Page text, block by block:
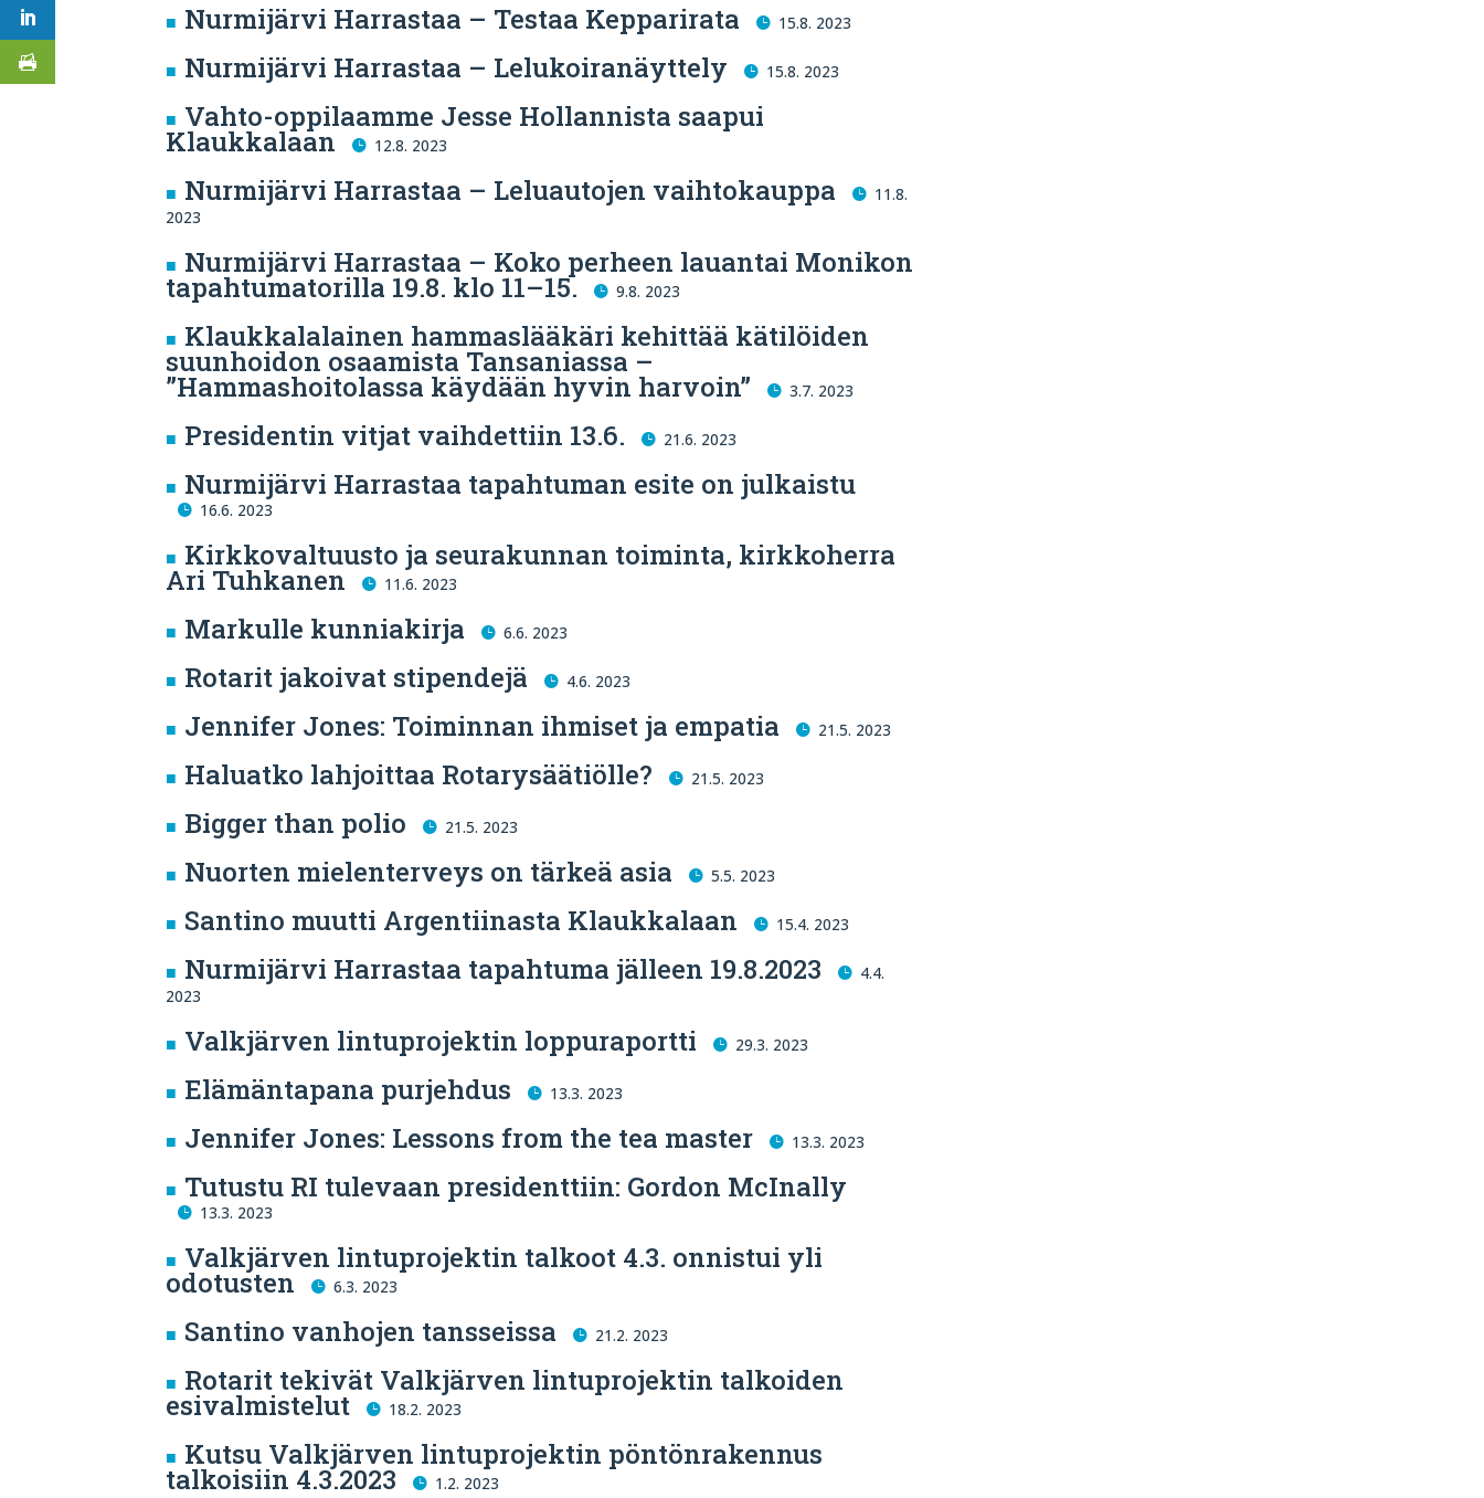
Nurmijärvi Harrastaa – Testaa Kepparirata 15.8. 2023
Nurmijärvi Harrastaa – Lelukoiranäyttely 15.8. 2023
Vahto-oppilaamme Jesse Hollannista saapui
Klaukkalaan 12.8. 2023
Nurmijärvi Harrastaa – Leluautojen vaihtokauppa
11.8.
2023
Nurmijärvi Harrastaa – Koko perheen lauantai Monikon
tapahtumatorilla 19.8. klo 11–15. 9.8. 2023
Klaukkalalainen hammaslääkäri kehittää kätilöiden
suunhoidon osaamista Tansaniassa –
”Hammashoitolassa käydään hyvin harvoin” 3.7. 2023
Presidentin vitjat vaihdettiin 13.6. 21.6. 2023
Nurmijärvi Harrastaa tapahtuman esite on julkaistu
16.6. 2023
Kirkkovaltuusto ja seurakunnan toiminta, kirkkoherra
Ari Tuhkanen 11.6. 2023
Markulle kunniakirja 6.6. 2023
Rotarit jakoivat stipendejä 4.6. 2023
Jennifer Jones: Toiminnan ihmiset ja empatia 21.5. 2023
Haluatko lahjoittaa Rotarysäätiölle? 21.5. 2023
Bigger than polio 21.5. 2023
Nuorten mielenterveys on tärkeä asia 5.5. 2023
Santino muutti Argentiinasta Klaukkalaan 15.4. 2023
Nurmijärvi Harrastaa tapahtuma jälleen 19.8.2023
4.4.
2023
Valkjärven lintuprojektin loppuraportti 29.3. 2023
Elämäntapana purjehdus 13.3. 2023
Jennifer Jones: Lessons from the tea master 13.3. 2023
Tutustu RI tulevaan presidenttiin: Gordon McInally
13.3. 2023
Valkjärven lintuprojektin talkoot 4.3. onnistui yli
odotusten 6.3. 2023
Santino vanhojen tansseissa 21.2. 2023
Rotarit tekivät Valkjärven lintuprojektin talkoiden
esivalmistelut 18.2. 2023
Kutsu Valkjärven lintuprojektin pöntönrakennus
talkoisiin 4.3.2023 1.2. 2023